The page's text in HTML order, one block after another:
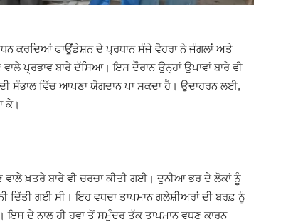
ਕਰਦਿਆਂ ਫਾਊਂਡੇਸ਼ਨ ਦੇ ਪ੍ਰਧਾਨ ਸੰਜੇ ਵੋਹਰਾ ਨੇ ਜੰਗਲਾਂ ਅਤੇ
ਪ੍ਰਭਾਵ ਬਾਰੇ ਦੱਸਿਆ। ਇਸ ਦੌਰਾਨ ਉਨ੍ਹਾਂ ਉਪਾਵਾਂ ਬਾਰੇ ਵੀ
ਦੀ ਸੰਭਾਲ ਵਿੱਚ ਆਪਣਾ ਯੋਗਦਾਨ ਪਾ ਸਕਦਾ ਹੈ। ਉਦਾਹਰਨ ਲਈ,
ਕੇ।
ਵਾਲੇ ਖ਼ਤਰੇ ਬਾਰੇ ਵੀ ਚਰਚਾ ਕੀਤੀ ਗਈ। ਦੁਨੀਆ ਭਰ ਦੇ ਲੋਕਾਂ ਨੂੰ
ਦਿੱਤੀ ਗਈ ਸੀ। ਇਹ ਵਧਦਾ ਤਾਪਮਾਨ ਗਲੇਸ਼ੀਅਰਾਂ ਦੀ ਬਰਫ਼ ਨੂੰ
ਇਸ ਦੇ ਨਾਲ ਹੀ ਹਵਾ ਤੋਂ ਸਮੁੰਦਰ ਤੱਕ ਤਾਪਮਾਨ ਵਧਣ ਕਾਰਨ